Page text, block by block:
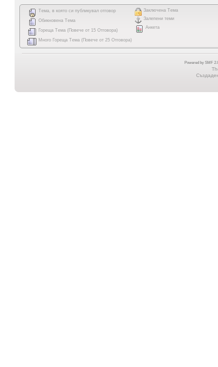
Тема, в която си публикувал отговор
Обикновена Тема
Гореща Тема (Повече от 15 Отговора)
Много Гореща Тема (Повече от 25 Отговора)
Заключена Тема
Залепени теми
Анкета
Powered by SMF